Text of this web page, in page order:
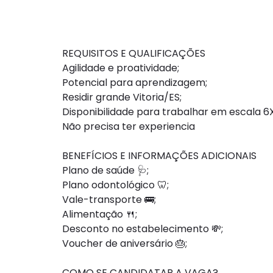
REQUISITOS E QUALIFICAÇÕES
Agilidade e proatividade;
Potencial para aprendizagem;
Residir grande Vitoria/ES;
Disponibilidade para trabalhar em escala
Não precisa ter experiencia
BENEFÍCIOS E INFORMAÇÕES ADICIONAIS
Plano de saúde 🩺;
Plano odontológico 🦷;
Vale-transporte 🚌;
Alimentação 🍴;
Desconto no estabelecimento 💸;
Voucher de aniversário 🎂;